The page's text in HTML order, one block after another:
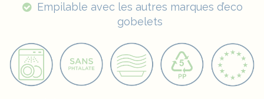
Empilable avec les autres marques d’eco
gobelets